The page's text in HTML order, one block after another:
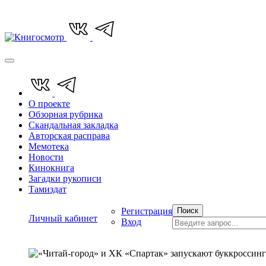
О проекте
Обзорная рубрика
Скандальная закладка
Авторская расправа
Мемотека
Новости
Кинокнига
Загадки рукописи
Тамиздат
Личный кабинет
Регистрация
Вход
Поиск